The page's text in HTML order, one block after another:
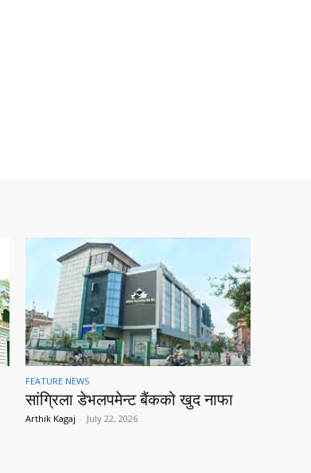
FEATURE NEWS
सांग्रिला डेभलपमेन्ट बैंकको खुद नाफा
Arthik Kagaj - July 22, 2026